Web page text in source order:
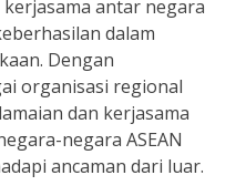
antar negara
dalam
Dengan
organisasi regional
dan kerjasama
negara ASEAN
ancaman dari luar.